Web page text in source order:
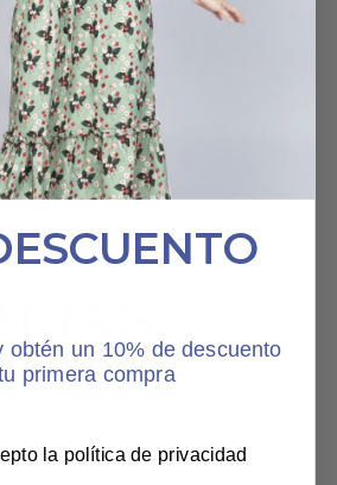
obtén un 10% de descuento
primera compra
la política de privacidad